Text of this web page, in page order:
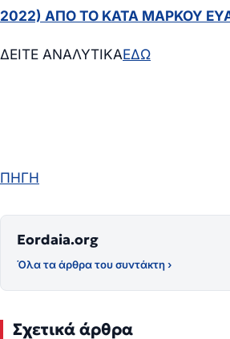
2022) ΑΠΟ ΤΟ ΚΑΤΑ ΜΑΡΚΟΥ
ΔΕΙΤΕ ΑΝΑΛΥΤΙΚΑΕΔΩ
ΠΗΓΗ
Eordaia.org
Όλα τα άρθρα του συντάκτη ›
Σχετικά άρθρα